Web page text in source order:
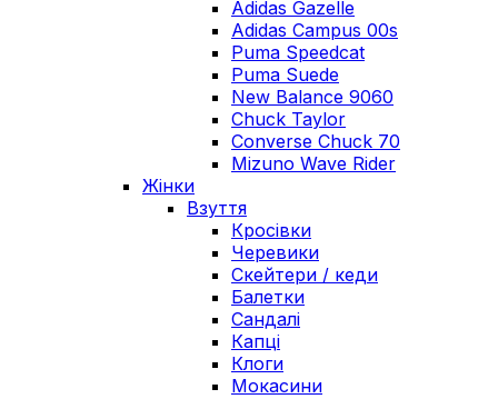
Adidas Gazelle
Adidas Campus 00s
Puma Speedcat
Puma Suede
New Balance 9060
Chuck Taylor
Converse Chuck 70
Mizuno Wave Rider
Жінки
Взуття
Кросівки
Черевики
Скейтери / кеди
Балетки
Сандалі
Капці
Клоги
Мокасини